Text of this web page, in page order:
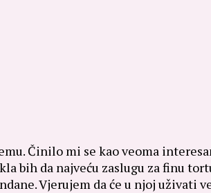
Činilo mi se kao veoma
bih da najveću zaslugu za finu
Vjerujem da će u njoj uživati